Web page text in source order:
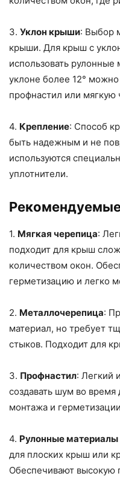
3. Уклон крыши: Выбор
крыши. Для крыш с
использовать
уклоне более 12°
профнастил или мягкую
4. Крепление: Способ
быть надежным и не
используются
уплотнители.
1. Мягкая черепица:
подходит для крыш
количеством окон.
герметизацию и легко
2. Металлочерепица:
материал, но требует
стыков. Подходит для
3. Профнастил: Легкий
создавать шум во
монтажа и
4. Рулонные
для плоских крыш или
Обеспечивают высокую